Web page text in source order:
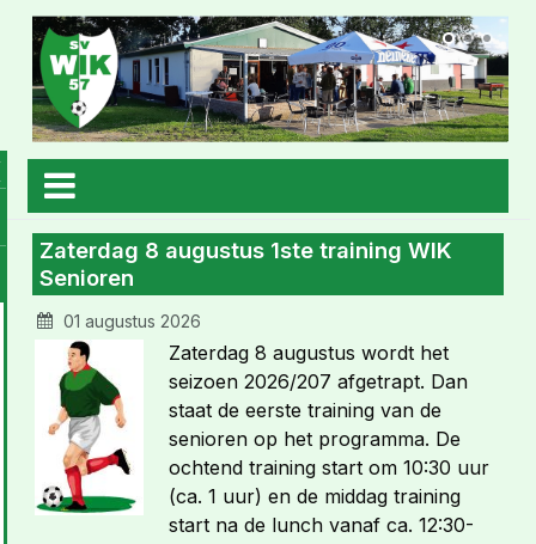
Zaterdag 8 augustus 1ste training WIK
Senioren
01 augustus 2026
Zaterdag 8 augustus wordt het
seizoen 2026/207 afgetrapt. Dan
staat de eerste training van de
senioren op het programma. De
ochtend training start om 10:30 uur
(ca. 1 uur) en de middag training
start na de lunch vanaf ca. 12:30-